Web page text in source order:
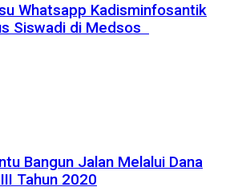
Whatsapp Kadisminfosantik
Siswadi di Medsos
Bangun Jalan Melalui Dana
Tahun 2020